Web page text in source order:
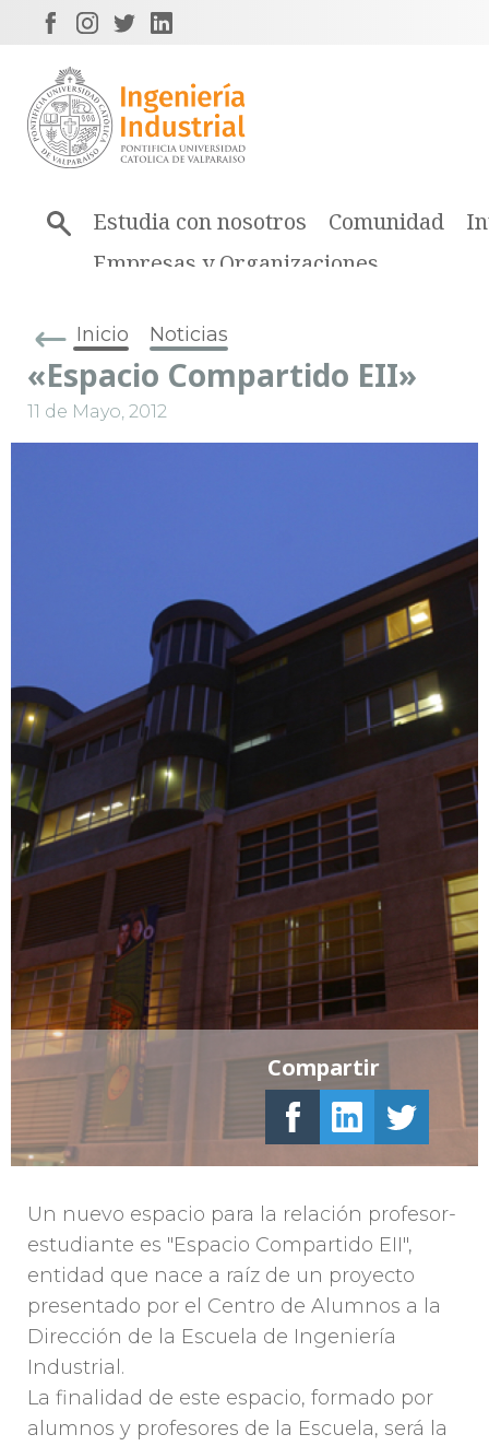
Estudia con nosotros Comunidad
Empresas y Organizaciones
Inicio Noticias
«Espacio Compartido EII»
11 de Mayo, 2012
Un nuevo espacio para la relación profesor-
estudiante es "Espacio Compartido EII",
entidad que nace a raíz de un proyecto
presentado por el Centro de Alumnos a la
Dirección de la Escuela de Ingeniería
Industrial.
La finalidad de este espacio, formado por
alumnos y profesores de la Escuela, será la
Compartir